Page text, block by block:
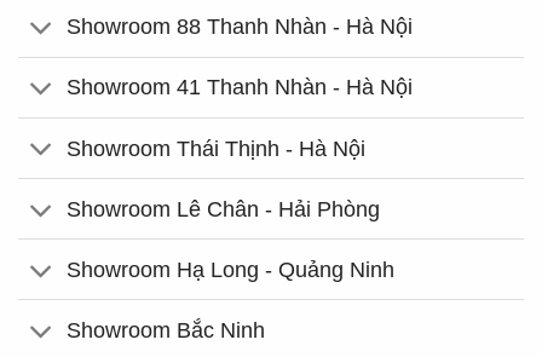
Showroom 88 Thanh Nhàn - Hà Nội
Showroom 41 Thanh Nhàn - Hà Nội
Showroom Thái Thịnh - Hà Nội
Showroom Lê Chân - Hải Phòng
Showroom Hạ Long - Quảng Ninh
Showroom Bắc Ninh